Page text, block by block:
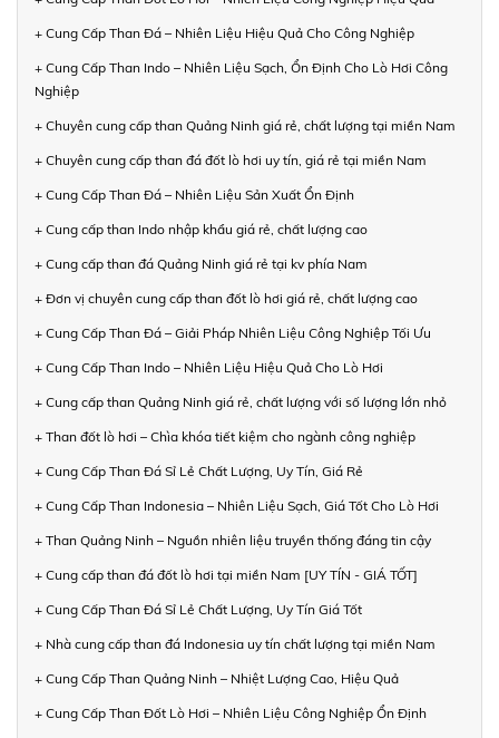
+ Cung Cấp Than Đá – Nhiên Liệu Hiệu Quả Cho Công Nghiệp
+ Cung Cấp Than Indo – Nhiên Liệu Sạch, Ổn Định Cho Lò Hơi Công
Nghiệp
+ Chuyên cung cấp than Quảng Ninh giá rẻ, chất lượng tại miền Nam
+ Chuyên cung cấp than đá đốt lò hơi uy tín, giá rẻ tại miền Nam
+ Cung Cấp Than Đá – Nhiên Liệu Sản Xuất Ổn Định
+ Cung cấp than Indo nhập khẩu giá rẻ, chất lượng cao
+ Cung cấp than đá Quảng Ninh giá rẻ tại kv phía Nam
+ Đơn vị chuyên cung cấp than đốt lò hơi giá rẻ, chất lượng cao
+ Cung Cấp Than Đá – Giải Pháp Nhiên Liệu Công Nghiệp Tối Ưu
+ Cung Cấp Than Indo – Nhiên Liệu Hiệu Quả Cho Lò Hơi
+ Cung cấp than Quảng Ninh giá rẻ, chất lượng với số lượng lớn nhỏ
+ Than đốt lò hơi – Chìa khóa tiết kiệm cho ngành công nghiệp
+ Cung Cấp Than Đá Sỉ Lẻ Chất Lượng, Uy Tín, Giá Rẻ
+ Cung Cấp Than Indonesia – Nhiên Liệu Sạch, Giá Tốt Cho Lò Hơi
+ Than Quảng Ninh – Nguồn nhiên liệu truyền thống đáng tin cậy
+ Cung cấp than đá đốt lò hơi tại miền Nam [UY TÍN - GIÁ TỐT]
+ Cung Cấp Than Đá Sỉ Lẻ Chất Lượng, Uy Tín Giá Tốt
+ Nhà cung cấp than đá Indonesia uy tín chất lượng tại miền Nam
+ Cung Cấp Than Quảng Ninh – Nhiệt Lượng Cao, Hiệu Quả
+ Cung Cấp Than Đốt Lò Hơi – Nhiên Liệu Công Nghiệp Ổn Định